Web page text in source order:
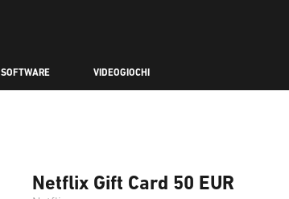
SOFTWARE VIDEOGIOCHI
Netflix Gift Card 50 EUR